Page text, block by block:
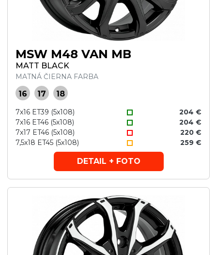
MSW M48 VAN MB
MATT BLACK
MATNÁ ČIERNA FARBA
16 17 18
7x16 ET39 (5x108)
204 €
7x16 ET46 (5x108)
204 €
7x17 ET46 (5x108)
220 €
7,5x18 ET45 (5x108)
259 €
DETAIL + FOTO